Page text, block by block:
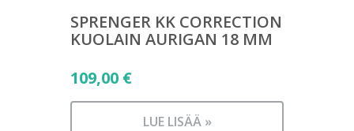
SPRENGER KK CORRECTION
KUOLAIN AURIGAN 18 MM
109,00 €
LUE LISÄÄ »